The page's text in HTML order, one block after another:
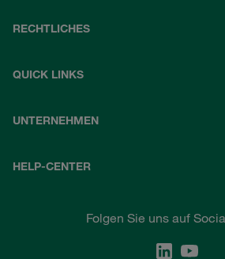
RECHTLICHES
QUICK LINKS
UNTERNEHMEN
HELP-CENTER
Folgen Sie uns auf